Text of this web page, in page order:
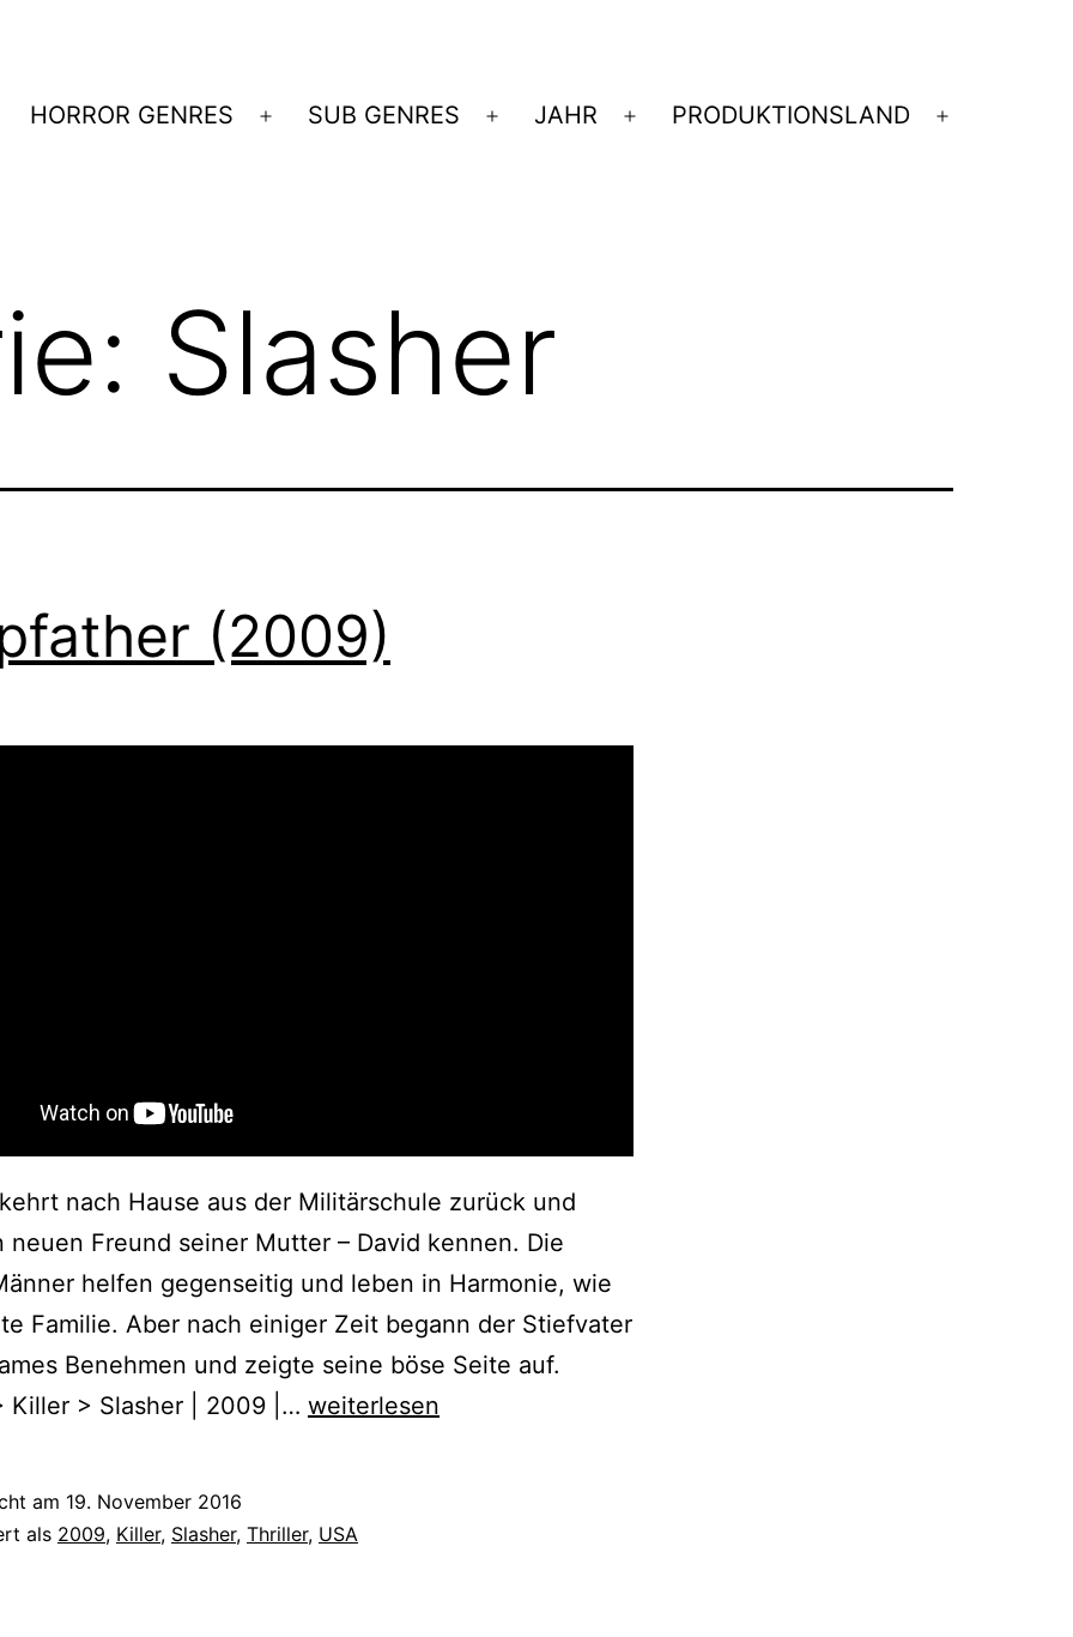
HORROR GENRES
Menü
SUB GENRES
Menü
JAHR
Menü
PRODUKTIONSLAND
Slasher
(2009)
nach Hause aus der Militärschule zurück und
neuen Freund seiner Mutter – David kennen. Die
helfen gegenseitig und leben in Harmonie, wie
Familie. Aber nach einiger Zeit begann der Stiefvater
Benehmen und zeigte seine böse Seite auf.
Killer > Slasher | 2009 |… Stepfather
weiterlesen
am 19. November 2016
als 2009, Killer, Slasher, Thriller, USA